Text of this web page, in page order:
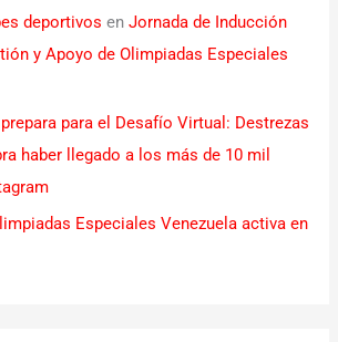
deportivos enJornada de Inducción
y Apoyo de Olimpiadas Especiales
para el Desafío Virtual: Destrezas
haber llegado a los más de 10 mil
Especiales Venezuela activa en